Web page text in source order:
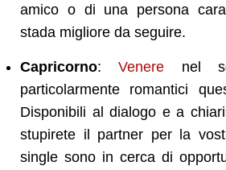
amico o di una persona
stada migliore da seguire.
Capricorno:Venere nel
particolarmente romantici
Disponibili al dialogo e a
stupirete il partner per la
single sono in cerca di